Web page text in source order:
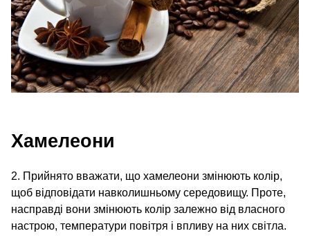
Хамелеони
2. Прийнято вважати, що хамелеони змінюють колір,
щоб відповідати навколишньому середовищу. Проте,
насправді вони змінюють колір залежно від власного
настрою, температури повітря і впливу на них світла.